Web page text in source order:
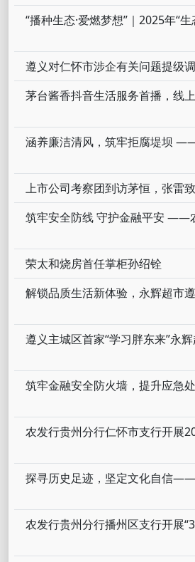
遵义对仁怀市涉企有关问题提级
上市公司考察团到访茅恒，张雷
荣太和烧房首任掌柜孙绍铨